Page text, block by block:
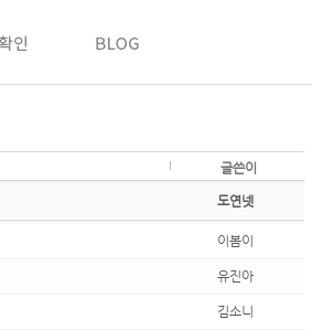
글쓴이
도연넷
이봄이
유진아
김소니